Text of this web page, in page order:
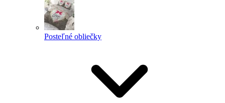
Posteľné obliečky